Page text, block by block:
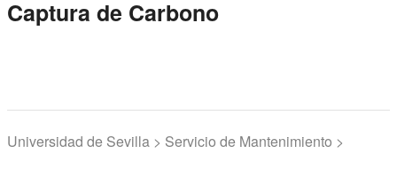
Captura de Carbono
Universidad de Sevilla > Servicio de Mantenimiento >